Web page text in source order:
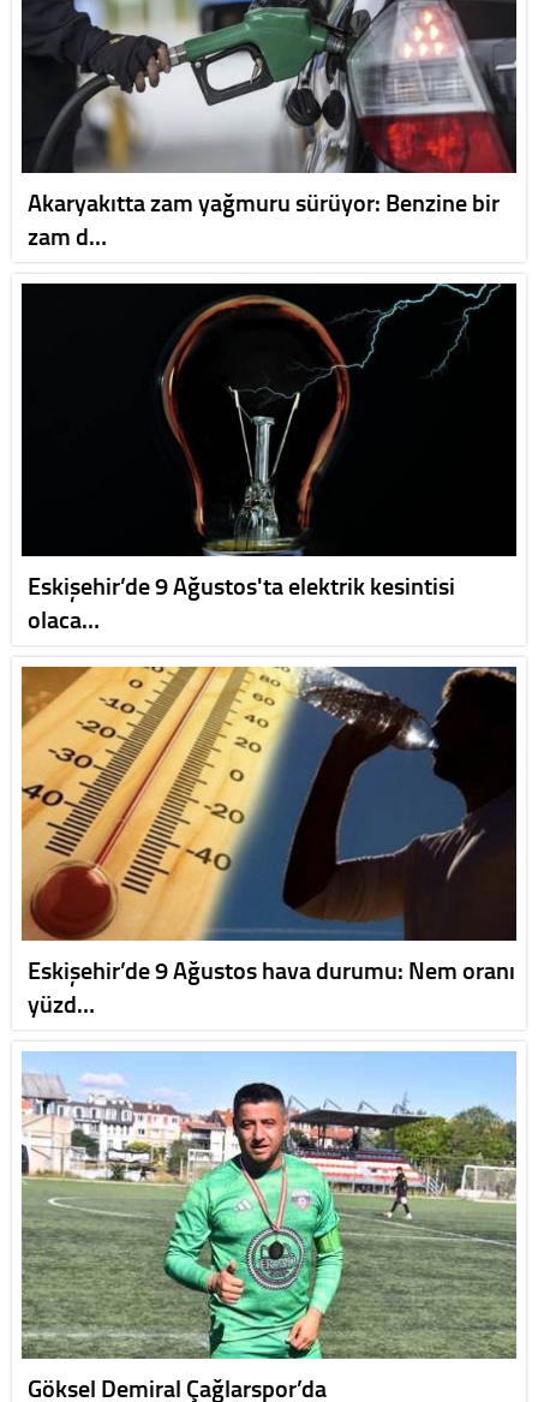
Akaryakıtta zam yağmuru sürüyor: Benzine bir
zam d…
Eskişehir’de 9 Ağustos'ta elektrik kesintisi
olaca…
Eskişehir’de 9 Ağustos hava durumu: Nem oranı
yüzd…
Göksel Demiral Çağlarspor’da